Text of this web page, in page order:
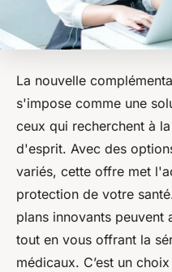
La nouvelle
s'impose comme une
ceux qui recherchent à
d'esprit. Avec des
variés, cette offre met
protection de votre
plans innovants
tout en vous offrant la
médicaux. C’est un